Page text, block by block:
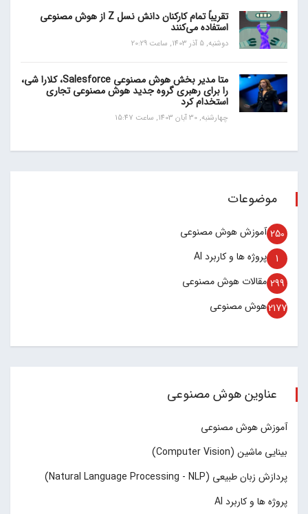
تقریباً تمام کارکنان دانش نسل Z از هوش مصنوعی
استفاده می‌کنند
دوشنبه, 5 آذر 1403, ساعت 20:29
متا مدیر بخش هوش مصنوعی Salesforce، کلارا شی،
را برای رهبری گروه جدید هوش مصنوعی تجاری
استخدام کرد
چهارشنبه, 30 آبان 1403, ساعت 15:47
موضوعات
آموزش هوش مصنوعی 250
پروژه ها و کاربرد AI 1
مقالات هوش مصنوعی 299
هوش مصنوعی2177
عناوین هوش مصنوعی
آموزش هوش مصنوعی
بینایی ماشین (Computer Vision)
پردازش زبان طبیعی (Natural Language Processing - NLP)
پروژه ها و کاربرد AI